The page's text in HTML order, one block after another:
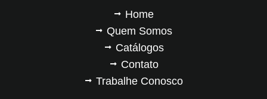
Home
Quem Somos
Catálogos
Contato
Trabalhe Conosco